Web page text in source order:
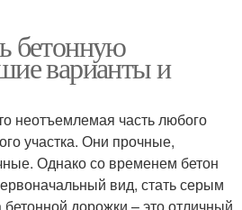
бетонную
варианты и
неотъемлемая часть любого
участка. Они прочные,
Однако со временем бетон
вид, стать серым